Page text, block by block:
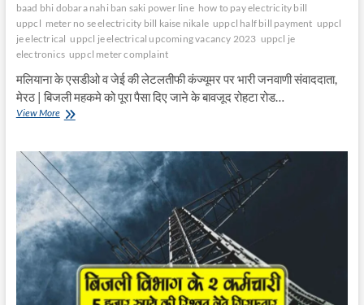
baad bhi dobara nahi ban saki power line how to pay electricity bill
uppcl meter no se electricity bill kaise nikale uppcl half bill payment uppcl
je electrical uppcl je electrical upcoming vacancy 2023 uppcl je
electronics uppcl meter complaint
मलियाना के एसडीओ व जेई की लेटलतीफी कंज्यूमर पर भारी जनवाणी संवाददाता,
मेरठ | बिजली महकमे को पूरा पैसा दिए जाने के बावजूद रोहटा रोड…
View Moreसात
भी
दोबारा
नहीं
बन
सकी
पावर
लाइन